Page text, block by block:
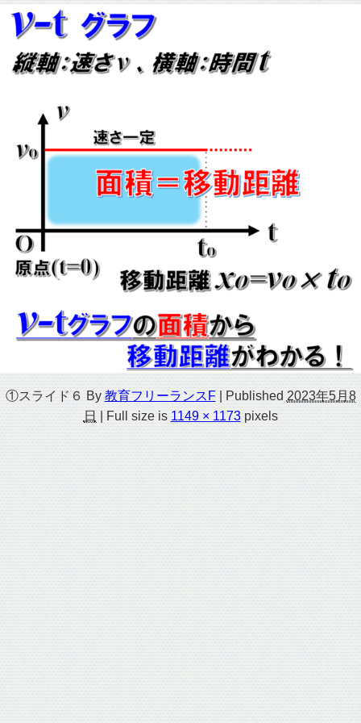
①スライド６ By 教育フリーランスF Published 2023年5月8
日
Full size is 1149 × 1173pixels